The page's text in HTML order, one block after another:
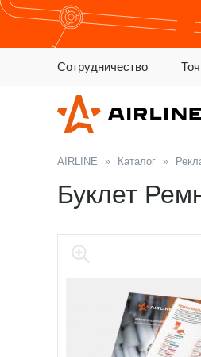
Сотрудничество
AIRLINE » Каталог »
Буклет